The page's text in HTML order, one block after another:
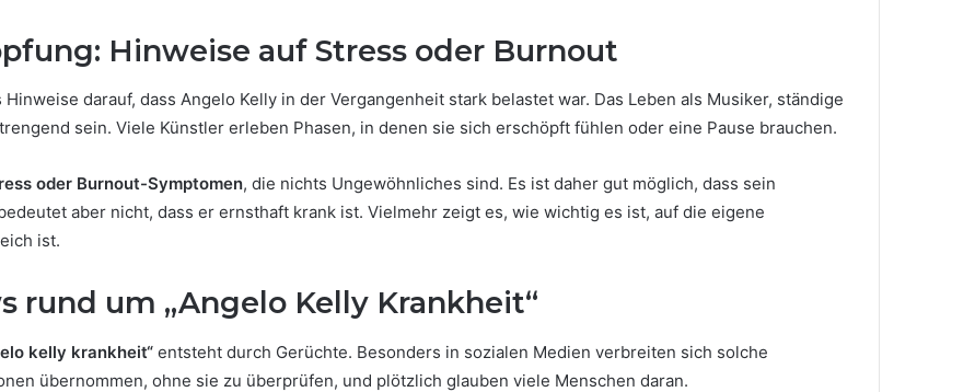
Hinweise auf Stress oder Burnout
darauf, dass Angelo Kelly in der Vergangenheit stark belastet war. Das Leben als Musiker, ständige
sein. Viele Künstler erleben Phasen, in denen sie sich erschöpft fühlen oder eine Pause brauchen.
oder Burnout-Symptomen, die nichts Ungewöhnliches sind. Es ist daher gut möglich, dass sein
aber nicht, dass er ernsthaft krank ist. Vielmehr zeigt es, wie wichtig es ist, auf die eigene
ist.
rund um „Angelo Kelly Krankheit“
kelly krankheit“ entsteht durch Gerüchte. Besonders in sozialen Medien verbreiten sich solche
übernommen, ohne sie zu überprüfen, und plötzlich glauben viele Menschen daran.